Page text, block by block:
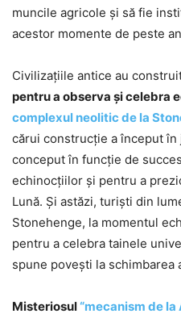
muncile agricole şi să fie
acestor momente de peste
Civilizaţiile antice au
pentru a observa şi celebra
complexul neolitic de la
cărui construcţie a început
conceput în funcţie de
echinocţiilor şi pentru a
Lună. Şi astăzi, turişti din
Stonehenge, la momentul
pentru a celebra tainele
spune poveşti la schimbarea
Misteriosul“mecanism de